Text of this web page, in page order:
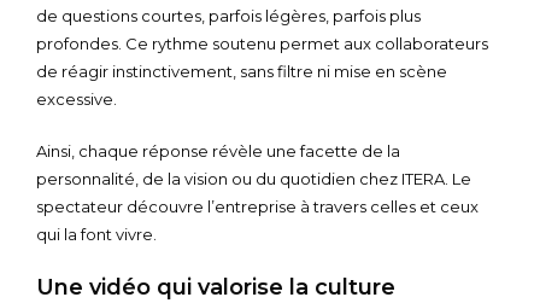
de questions courtes, parfois légères, parfois plus
profondes. Ce rythme soutenu permet aux collaborateurs
de réagir instinctivement, sans filtre ni mise en scène
excessive.
Ainsi, chaque réponse révèle une facette de la
personnalité, de la vision ou du quotidien chez ITERA. Le
spectateur découvre l’entreprise à travers celles et ceux
qui la font vivre.
Une vidéo qui valorise la culture